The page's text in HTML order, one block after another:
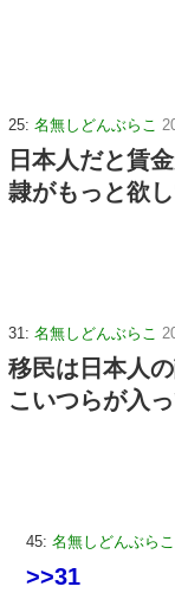
25: 名無しどんぶらこ
日本人だと賃
隷がもっと欲
31: 名無しどんぶらこ
移民は日本人
こいつらが入
45: 名無しどんぶらこ
>>31